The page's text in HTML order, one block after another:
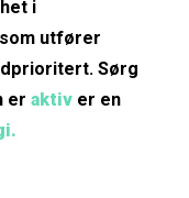
i
utfører
Sørg
er aktiv er en